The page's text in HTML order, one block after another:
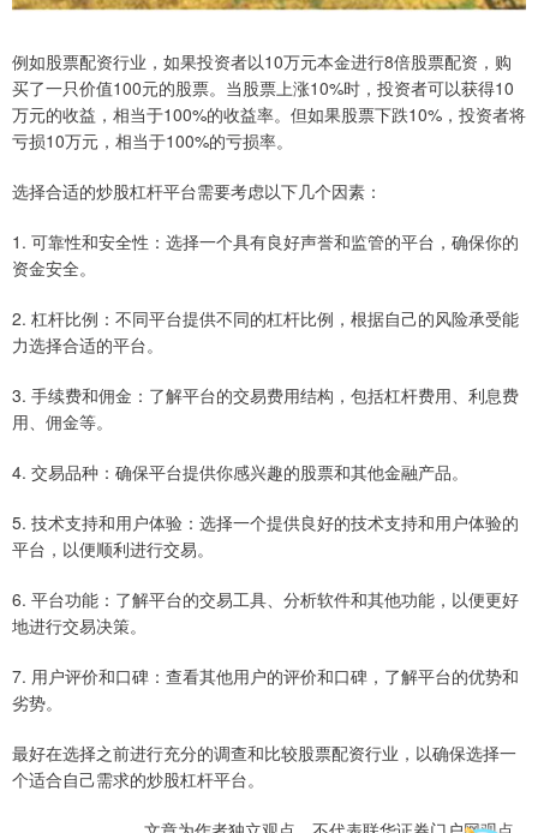
例如股票配资行业，如果投资者以10万元本金进行8倍股票配资，购
买了一只价值100元的股票。当股票上涨10%时，投资者可以获得10
万元的收益，相当于100%的收益率。但如果股票下跌10%，投资者将
亏损10万元，相当于100%的亏损率。
选择合适的炒股杠杆平台需要考虑以下几个因素：
1. 可靠性和安全性：选择一个具有良好声誉和监管的平台，确保你的
资金安全。
2. 杠杆比例：不同平台提供不同的杠杆比例，根据自己的风险承受能
力选择合适的平台。
3. 手续费和佣金：了解平台的交易费用结构，包括杠杆费用、利息费
用、佣金等。
4. 交易品种：确保平台提供你感兴趣的股票和其他金融产品。
5. 技术支持和用户体验：选择一个提供良好的技术支持和用户体验的
平台，以便顺利进行交易。
6. 平台功能：了解平台的交易工具、分析软件和其他功能，以便更好
地进行交易决策。
7. 用户评价和口碑：查看其他用户的评价和口碑，了解平台的优势和
劣势。
最好在选择之前进行充分的调查和比较股票配资行业，以确保选择一
个适合自己需求的炒股杠杆平台。